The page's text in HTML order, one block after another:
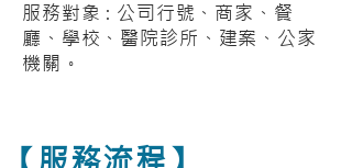
服務對象 : 公司行號、商家、餐
廳、學校、醫院診所、建案、公家
機關。